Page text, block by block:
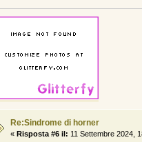
Re:Sindrome di horner
« Risposta #6 il: 11 Settembre 2024,